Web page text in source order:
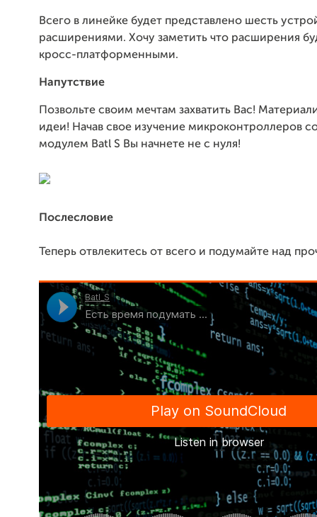
Всего в линейке будет представлено шесть
расширениями. Хочу заметить что расширения
кросс-платформенными.
Напутствие
Позвольте своим мечтам захватить Вас!
идеи! Начав свое изучение микроконтроллеров
модулем Batl S Вы начнете не с нуля!
Послесловие
Теперь отвлекитесь от всего и подумайте над